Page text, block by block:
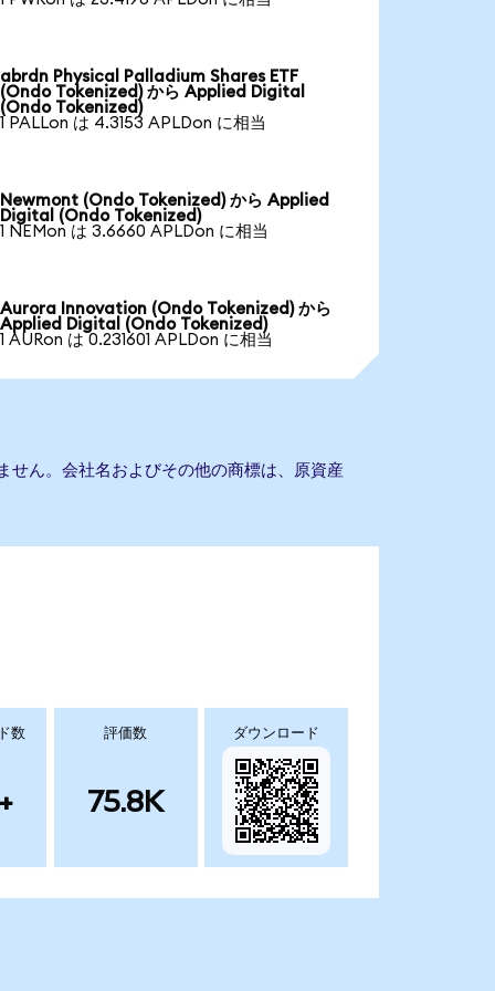
abrdn Physical Palladium Shares ETF
(Ondo Tokenized) から Applied Digital
(Ondo Tokenized)
1 PALLon は 4.3153 APLDon に相当
Newmont (Ondo Tokenized) から Applied
Digital (Ondo Tokenized)
1 NEMon は 3.6660 APLDon に相当
Aurora Innovation (Ondo Tokenized) から
Applied Digital (Ondo Tokenized)
1 AURon は 0.231601 APLDon に相当
ん。会社名およびその他の商標は、原資産
数 評価数
75.8K
ダウンロード